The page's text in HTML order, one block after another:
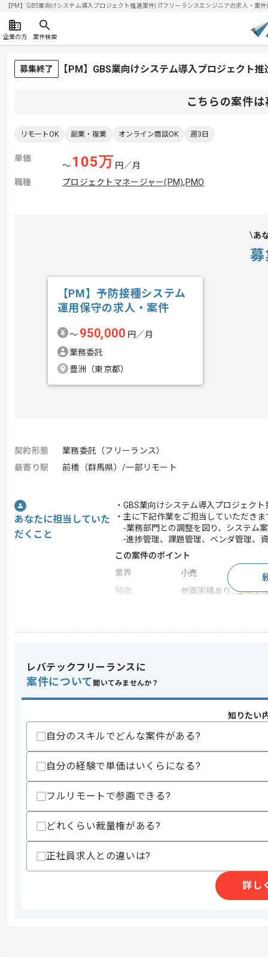
【PM】GBS業向けシステム導入プロジェクト推進案件| ITフリーランスエンジニアの求人・案
企業の方 案件検索
募集終了 【PM】GBS業向けシステム導入プロジェクト
こちらの案件
リモートOK 副業・複業 オンライン商談OK 週3日
単価
〜 105万 円／月
職種
プロジェクトマネージャー(PM), PMO
あ
【PM】予防接種システム
運用保守の求人・案件
〜 950,000 円／月
業務委託
豊洲（東京都）
契約形態
業務委託（フリーランス）
最寄り駅
前橋（群馬県）/一部リモート
あなたに担当していた
だくこと
・GBS業向けシステム導入プロジェク
・主に下記作業をご担当していただきま
-業務部門との調整を図り、システム
-進捗管理、課題管理、ベンダ管理、
この案件のポイント
業界
小売
特徴
参画実績あり , 上流工
・ 小売業務システム開発プロジェクト
・ クライアント業務の代替支援として
・ プロジェクトと組織とチームを横断
・ 資料作成経験(PowerPointとExcelと
-費用感、スケジュール感、難易度
・スーパーマーケット業界経験
・小売業システム部または、クライア
スキルに不安がある方へ
上記に似た経験やスキルをお持ちであれば申
レバテックフリーランスに
案件について 聞いてみませんか？
知りたい
自分のスキルでどんな案件がある?
自分の経験で単価はいくらになる?
フルリモートで参画できる?
どれくらい裁量権がある?
正社員求人との違いは?
詳し